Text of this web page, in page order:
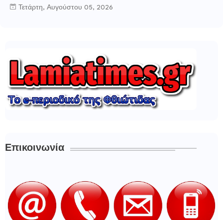
Τετάρτη, Αυγούστου 05, 2026
Επικοινωνία